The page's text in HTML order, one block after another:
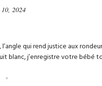
2024
qui rend justice aux
blanc, j’enregistre votre bébé